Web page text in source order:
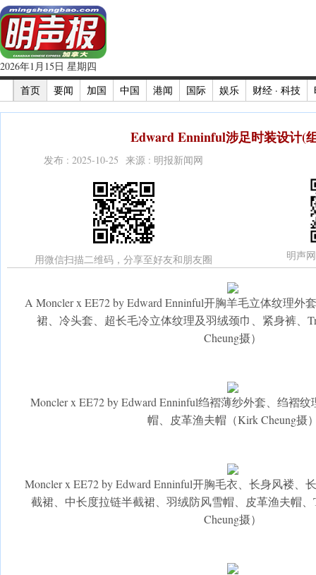
2026年1月15日 星期四
首页
要闻 加国 中国 港闻 国际 娱乐 财经 · 科技
Edward Enninful涉足时装设计(
发布 : 2025-10-25 来源 : 明报新闻网
用微信扫描二维码，分享至好友和朋友圈 明声
A Moncler x EE72 by Edward Enninful开胸羊毛立体纹理外
裙、冷头套、超长毛冷立体纹理及羽绒颈巾、紧身裤、
Cheung摄）
Moncler x EE72 by Edward Enninful绉褶薄纱外套、绉褶
帽、皮革渔夫帽（Kirk Cheung摄
Moncler x EE72 by Edward Enninful开胸毛衣、长身风褛、
截裙、中长度拉链半截裙、羽绒防风雪帽、皮革渔夫帽、
Cheung摄）